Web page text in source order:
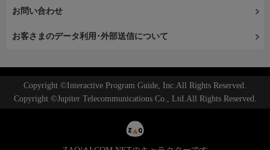
お問い合わせ
お客さまのデータ利用･外部送信について
Copyright ©Interactive Program Guide, Inc.All Rights Reserved.
Copyright ©Jupiter Telecommunications Co., Ltd.All Rights Reserved.